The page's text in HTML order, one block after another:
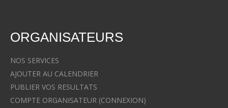
ORGANISATEURS
NOS SERVICES
AJOUTER AU CALENDRIER
PUBLIER VOS RESULTATS
COMPTE ORGANISATEUR (CONNEXION)